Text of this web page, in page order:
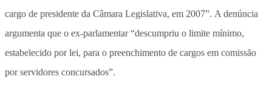
cargo de presidente da Câmara Legislativa, em 2007”. A denúncia
argumenta que o ex-parlamentar “descumpriu o limite mínimo,
estabelecido por lei, para o preenchimento de cargos em comissão
por servidores concursados”.